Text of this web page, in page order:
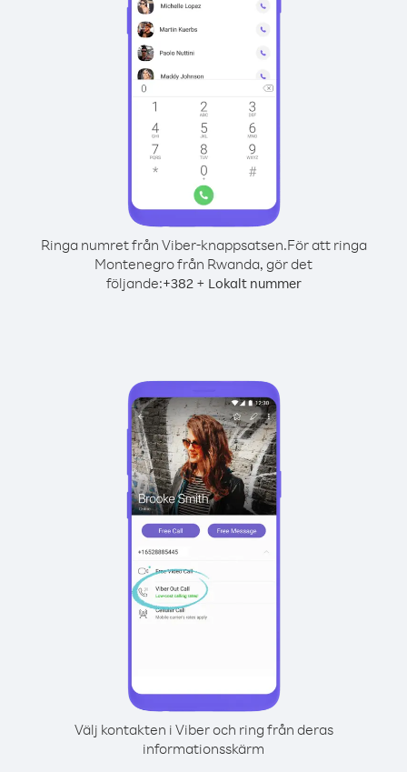
Ringa numret från Viber-knappsatsen.För att ringa
Montenegro från Rwanda, gör det
följande:+382+ Lokalt nummer
Välj kontakten i Viber och ring från deras
informationsskärm